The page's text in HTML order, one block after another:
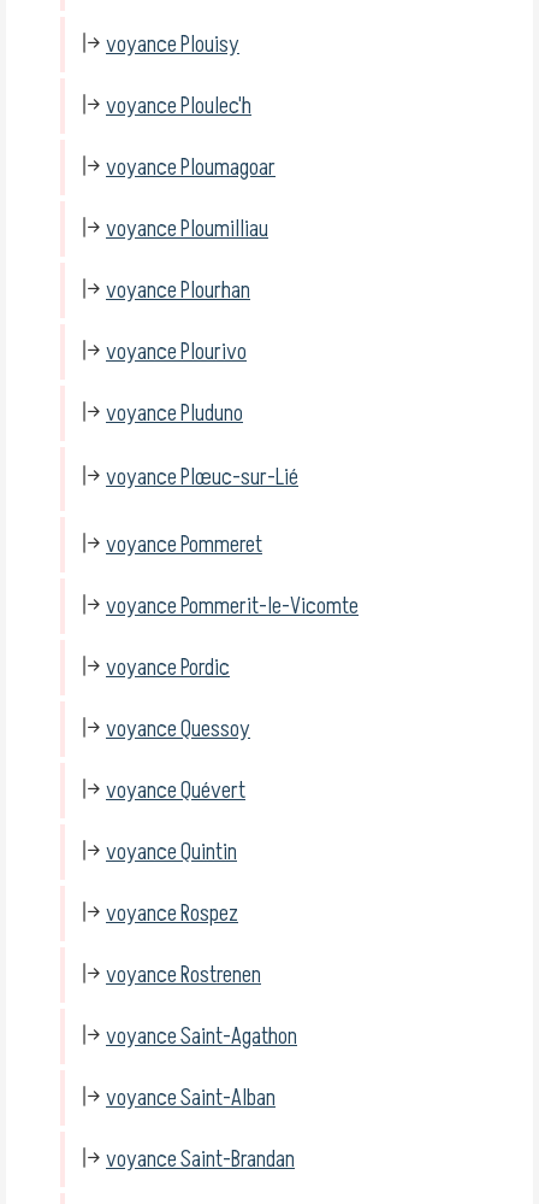
voyance Plouisy
voyance Ploulec'h
voyance Ploumagoar
voyance Ploumilliau
voyance Plourhan
voyance Plourivo
voyance Pluduno
voyance Plœuc-sur-Lié
voyance Pommeret
voyance Pommerit-le-Vicomte
voyance Pordic
voyance Quessoy
voyance Quévert
voyance Quintin
voyance Rospez
voyance Rostrenen
voyance Saint-Agathon
voyance Saint-Alban
voyance Saint-Brandan